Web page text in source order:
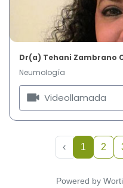
Dr(a) Tehani Zambrano
Neumología
Videollamada
‹ 1 2
Powered by